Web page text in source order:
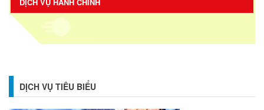
DỊCH VỤ TIÊU BIỂU